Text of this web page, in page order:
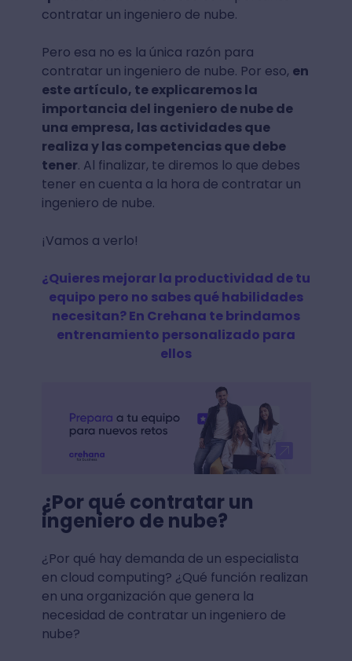
contratar un ingeniero de nube.
Pero esa no es la única razón para
contratar un ingeniero de nube. Por eso, en
este artículo, te explicaremos la
importancia del ingeniero de nube de
una empresa, las actividades que
realiza y las competencias que debe
tener. Al finalizar, te diremos lo que debes
tener en cuenta a la hora de contratar un
ingeniero de nube.
¡Vamos a verlo!
¿Quieres mejorar la productividad de tu
equipo pero no sabes qué habilidades
necesitan? En Crehana te brindamos
entrenamiento personalizado para
ellos
¿Por qué contratar un
ingeniero de nube?
¿Por qué hay demanda de un especialista
en cloud computing? ¿Qué función realizan
en una organización que genera la
necesidad de contratar un ingeniero de
nube?